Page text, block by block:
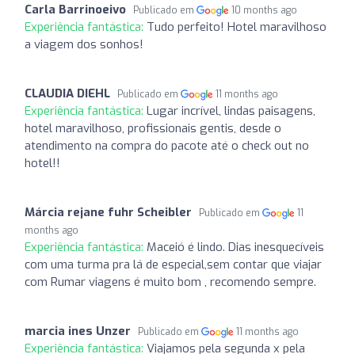
Carla Barrinoeivo Publicado em 10 months ago
Experiência fantástica: Tudo perfeito! Hotel maravilhoso
a viagem dos sonhos!
CLAUDIA DIEHL Publicado em 11 months ago
Experiência fantástica: Lugar incrível, lindas paisagens,
hotel maravilhoso, profissionais gentis, desde o
atendimento na compra do pacote até o check out no
hotel!!
Márcia rejane fuhr Scheibler Publicado em
11
months ago
Experiência fantástica: Maceió é lindo. Dias inesquecíveis
com uma turma pra lá de especial,sem contar que viajar
com Rumar viagens é muito bom , recomendo sempre.
marcia ines Unzer Publicado em 11 months ago
Experiência fantástica: Viajamos pela segunda x pela